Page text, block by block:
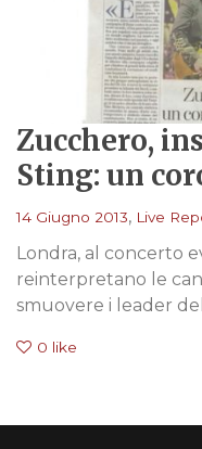
Zucchero,
Sting: un
14 Giugno 2013, Live
Londra, al concerto
reinterpretano le
smuovere i leader
0 like